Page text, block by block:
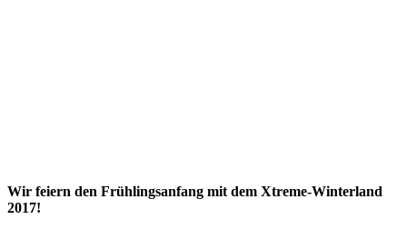
Wir feiern den Frühlingsanfang mit dem Xtreme-Winterland
2017!